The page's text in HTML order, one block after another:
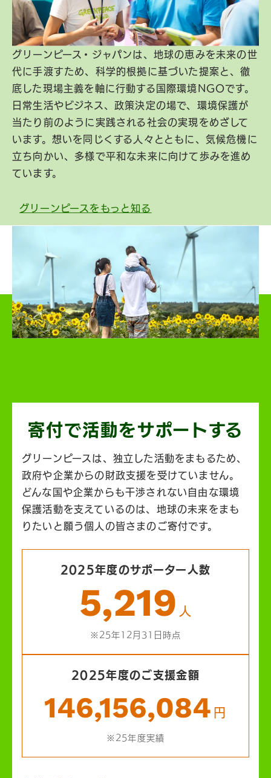
グリーンピース・ジャパンは、地球の恵みを未来の世
代に手渡すため、科学的根拠に基づいた提案と、徹
底した現場主義を軸に行動する国際環境NGOです。
日常生活やビジネス、政策決定の場で、環境保護が
当たり前のように実践される社会の実現をめざして
います。想いを同じくする人々とともに、気候危機に
立ち向かい、多様で平和な未来に向けて歩みを進め
ています。
グリーンピースをもっと知る
寄付で活動をサポートする
グリーンピースは、独立した活動をまもるため、
政府や企業からの財政支援を受けていません。
どんな国や企業からも干渉されない自由な環境
保護活動を支えているのは、地球の未来をまも
りたいと願う個人の皆さまのご寄付です。
2025年度のサポーター人数
5,219 人
※25年12月31日時点
2025年度のご支援金額
146,156,084 円
※25年度実績